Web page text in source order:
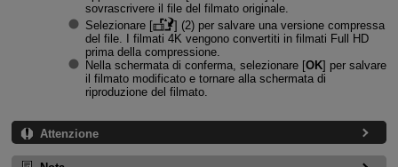
sovrascrivere il file del filmato originale.
Selezionare [
] (2) per salvare una versione compressa
del file. I filmati 4K vengono convertiti in filmati Full HD
prima della compressione.
Nella schermata di conferma, selezionare [OK] per salvare
il filmato modificato e tornare alla schermata di
riproduzione del filmato.
Attenzione